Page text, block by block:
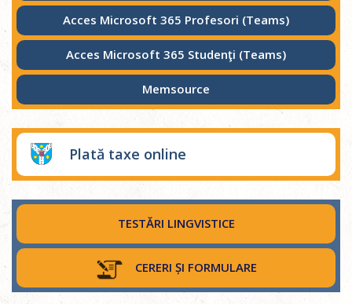
Acces Microsoft 365 Profesori (Teams)
Acces Microsoft 365 Studenţi (Teams)
Memsource
Plată taxe online
TESTĂRI LINGVISTICE
CERERI ȘI FORMULARE